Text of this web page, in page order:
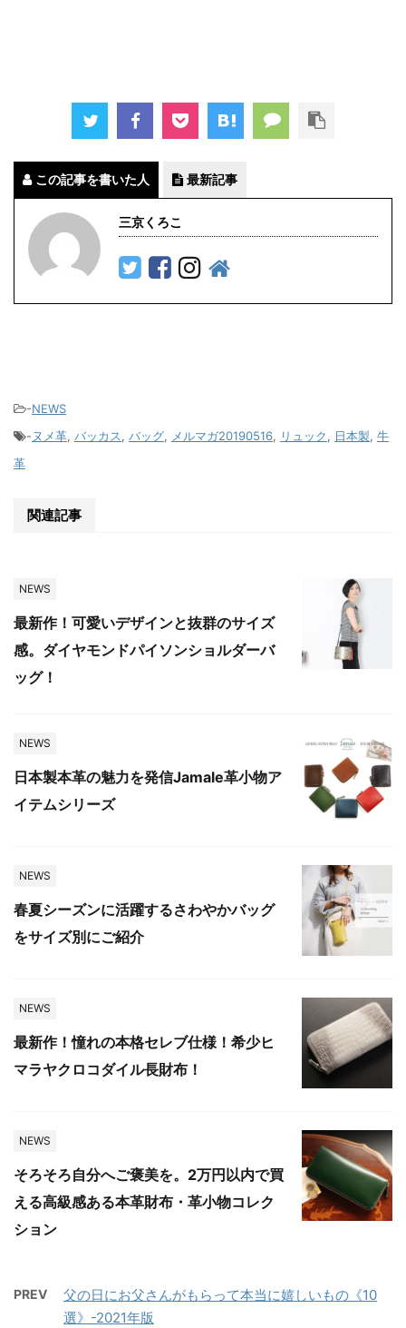
この記事を書いた人 最新記事
三京くろこ
-NEWS
-ヌメ革, バッカス, バッグ, メルマガ20190516, リュック, 日本製, 牛
革
関連記事
NEWS
最新作！可愛いデザインと抜群のサイズ
感。ダイヤモンドパイソンショルダーバ
ッグ！
NEWS
日本製本革の魅力を発信Jamale革小物ア
イテムシリーズ
NEWS
春夏シーズンに活躍するさわやかバッグ
をサイズ別にご紹介
NEWS
最新作！憧れの本格セレブ仕様！希少ヒ
マラヤクロコダイル長財布！
NEWS
そろそろ自分へご褒美を。2万円以内で買
える高級感ある本革財布・革小物コレク
ション
PREV
父の日にお父さんがもらって本当に嬉しいもの《10
選》-2021年版